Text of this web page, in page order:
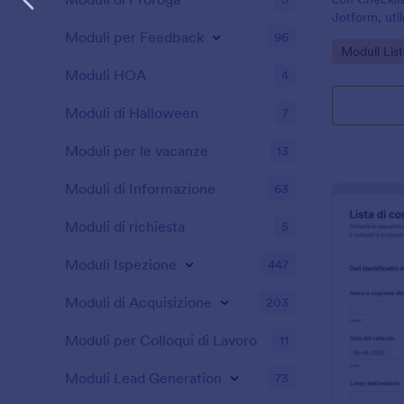
Jotform,
conservare
Go to
Moduli
Moduli per Feedback 96
Moduli HOA 4
Moduli di Halloween 7
Moduli per le vacanze 13
Moduli di Informazione 63
Moduli di richiesta 5
Moduli Ispezione 447
Moduli di Acquisizione 203
Moduli per Colloqui di Lavoro 11
Moduli Lead Generation 73